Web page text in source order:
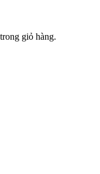
giỏ hàng.